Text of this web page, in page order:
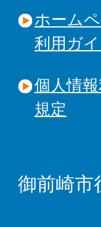
ホーム
利用ガ
個人情報
規定
御前崎市